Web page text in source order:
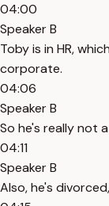
04:00
Speaker B
Toby is in HR,
corporate.
04:06
Speaker B
So he's really not
04:11
Speaker B
Also, he's